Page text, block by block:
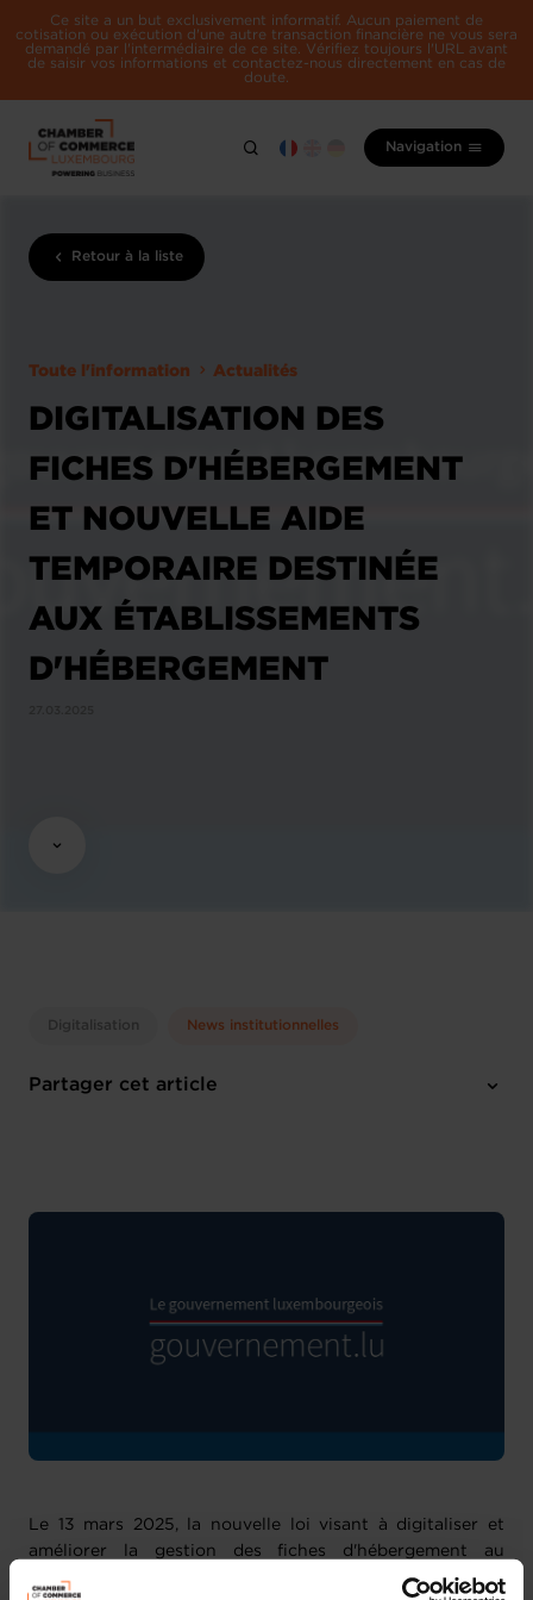
Ce site a un but exclusivement informatif. Aucun paiement de
cotisation ou exécution d'une autre transaction financière ne vous sera
demandé par l'intermédiaire de ce site. Vérifiez toujours l'URL avant
de saisir vos informations et contactez-nous directement en cas de
doute.
Navigation
Retour à la liste
Toute l'information Actualités
DIGITALISATION DES
FICHES D'HÉBERGEMENT
ET NOUVELLE AIDE
TEMPORAIRE DESTINÉE
AUX ÉTABLISSEMENTS
D'HÉBERGEMENT
Digitalisation News institutionnelles
Partager cet article
Le 13 mars 2025, la nouvelle loi visant à digitaliser et
améliorer la gestion des fiches d'hébergement au
Luxembourg a été publiée au Mémorial, suite à son